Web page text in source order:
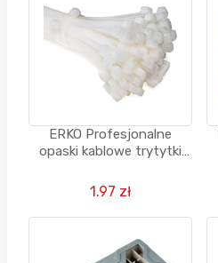
ERKO Profesjonalne
opaski kablowe trytytki
błąd cenowy
1.97 zł